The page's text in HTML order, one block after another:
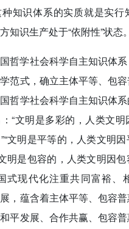
知识体系的实质就是实行
知识生产处于“依附性”状态。
哲学社会科学自主知识体
范式，确立主体平等、包容
哲学社会科学自主知识体
“文明是多彩的，人类文
文明是平等的，人类文明
明是包容的，人类文明因
式现代化注重共同富裕、
，蕴含着主体平等、包容
平发展、合作共赢、包容